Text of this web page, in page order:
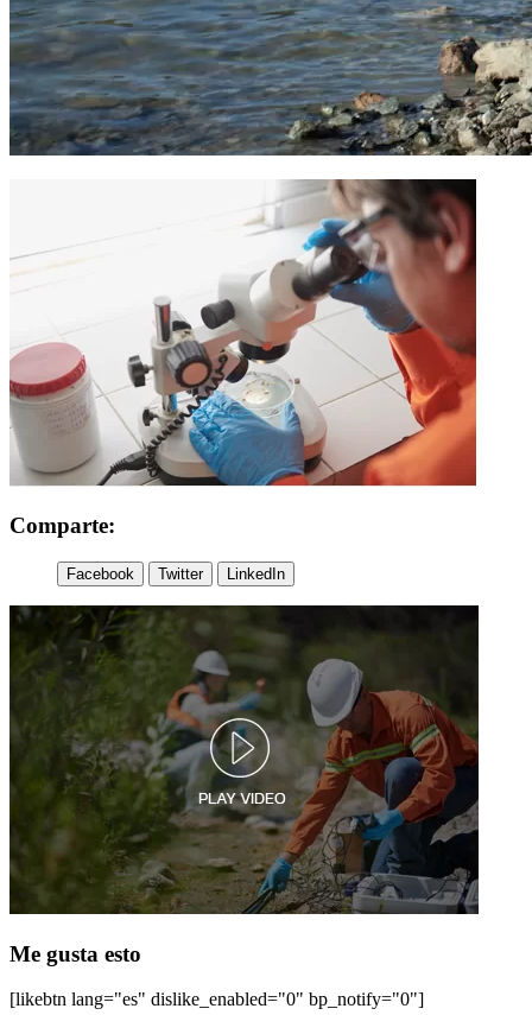
Comparte:
Facebook Twitter LinkedIn
Me gusta esto
[likebtn lang="es" dislike_enabled="0" bp_notify="0"]